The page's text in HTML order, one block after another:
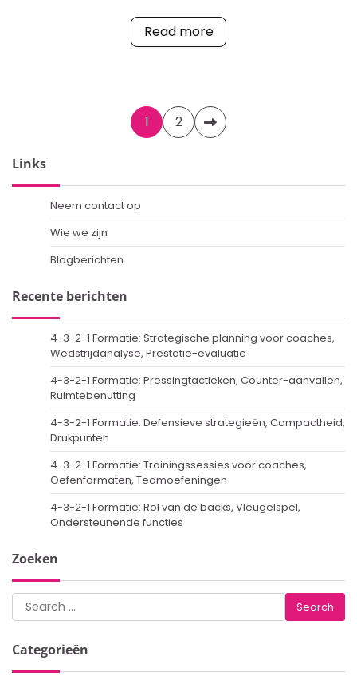
Read more
1 2
Links
Neem contact op
Wie we zijn
Blogberichten
Recente berichten
4-3-2-1 Formatie: Strategische planning voor coaches,
Wedstrijdanalyse, Prestatie-evaluatie
4-3-2-1 Formatie: Pressingtactieken, Counter-aanvallen,
Ruimtebenutting
4-3-2-1 Formatie: Defensieve strategieën, Compactheid,
Drukpunten
4-3-2-1 Formatie: Trainingssessies voor coaches,
Oefenformaten, Teamoefeningen
4-3-2-1 Formatie: Rol van de backs, Vleugelspel,
Ondersteunende functies
Zoeken
Search
for:
Categorieën